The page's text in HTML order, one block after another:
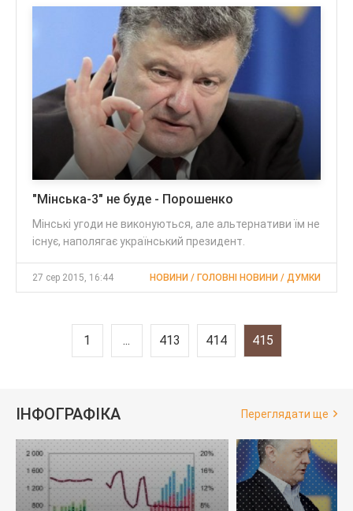
"Мінська-3" не буде - Порошенко
Мінські угоди не виконуються, але альтернативи їм не
існує, наполягає український президент.
27 сер 2015, 16:44 НОВИНИ / ГОЛОВНІ НОВИНИ / ДУМКИ
1 ... 413 414 415
ІНФОГРАФІКА Переглядати ще